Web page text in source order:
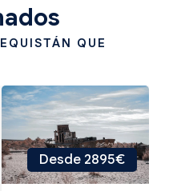
QUE
Desde 2895€